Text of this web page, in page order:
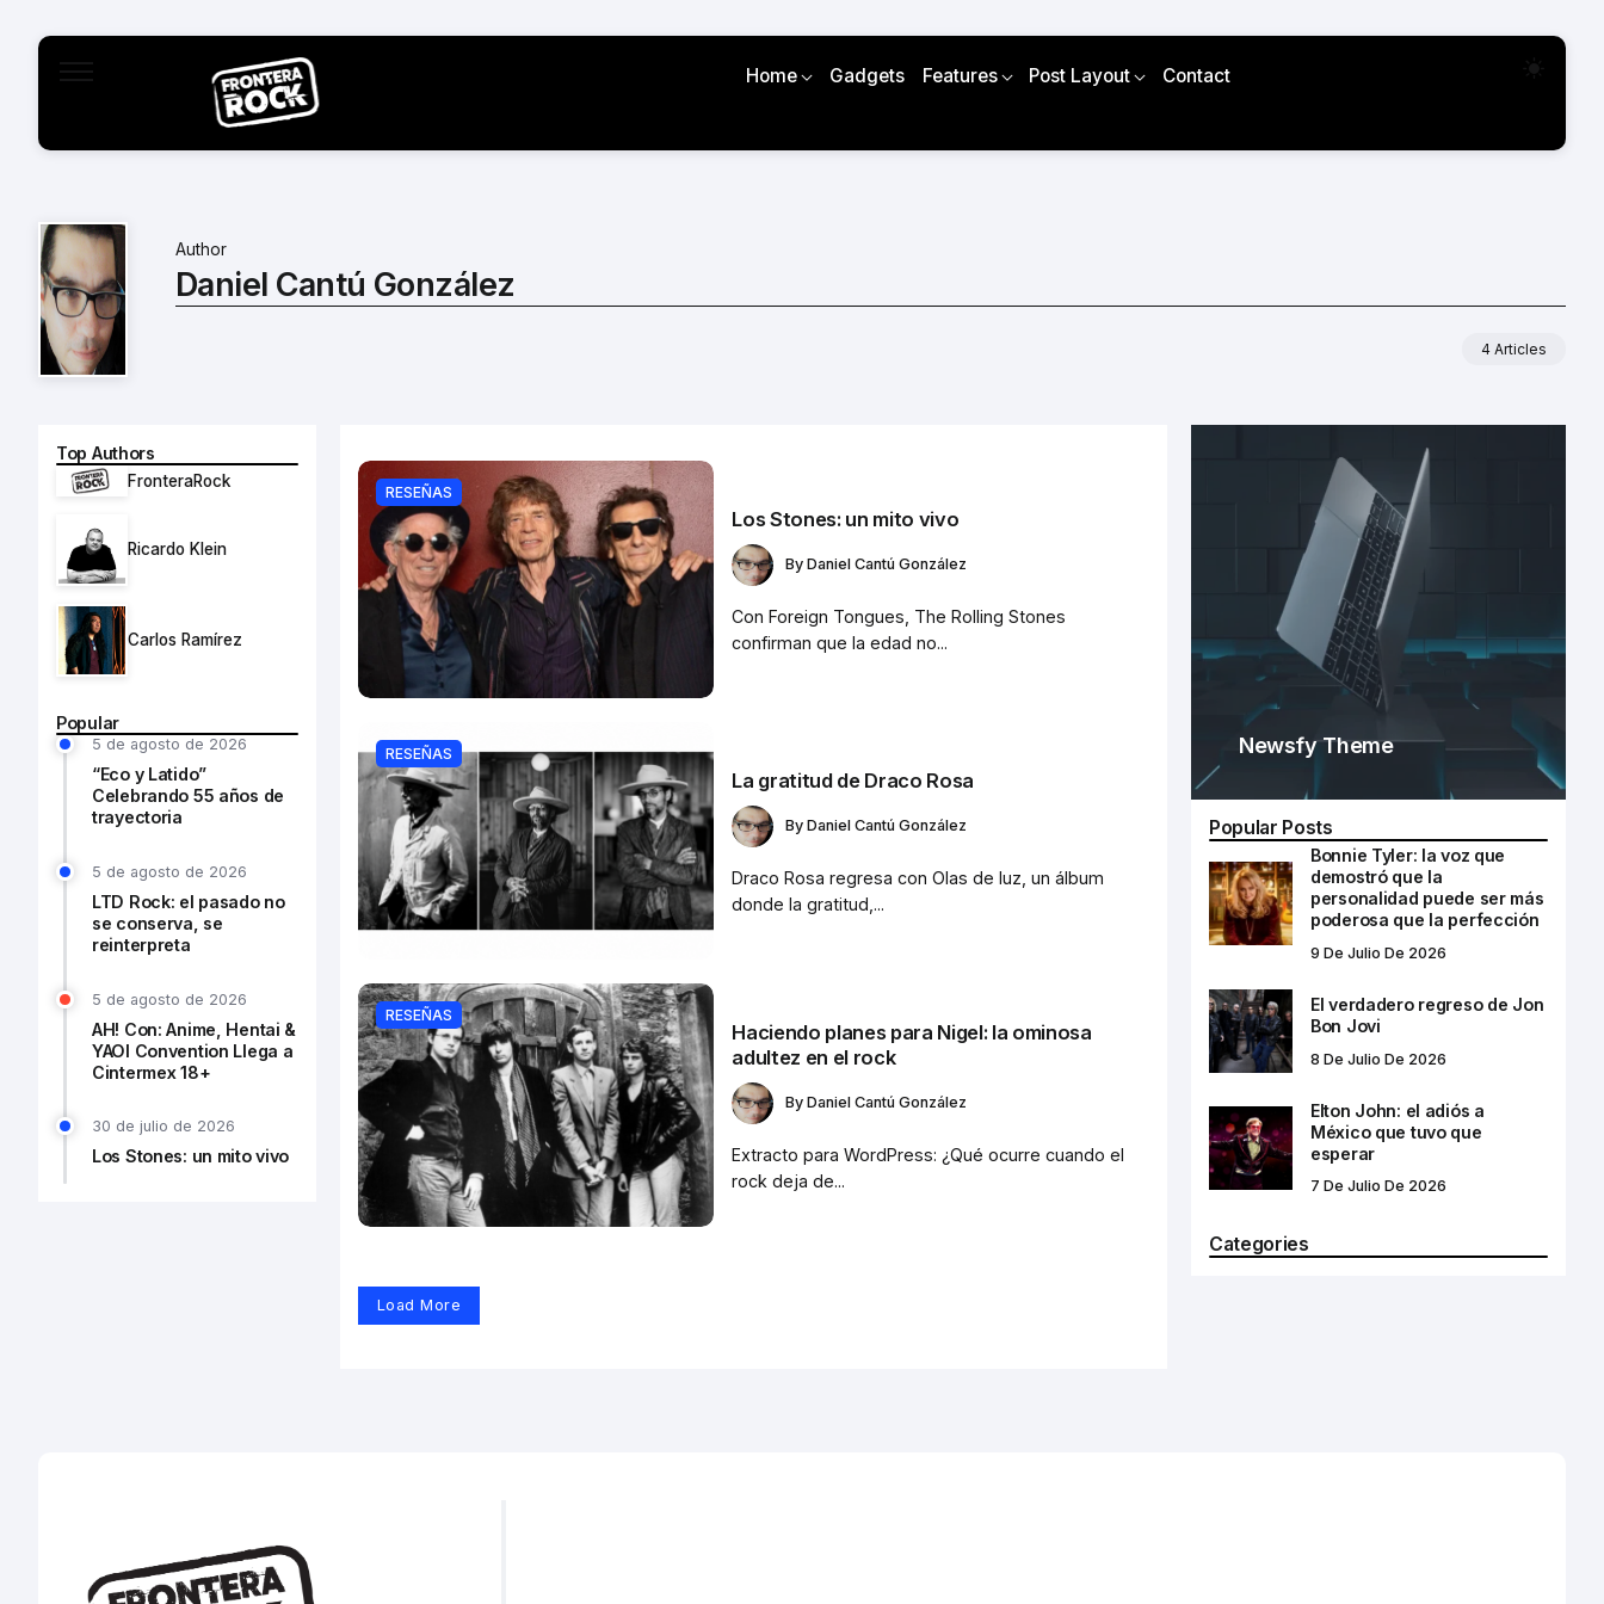
Home Gadgets Features Post Layout Contact
Author
Daniel Cantú González
4 Articles
Top Authors
FronteraRock
Ricardo Klein
Carlos Ramírez
Popular
5 de agosto de 2026
“Eco y Latido”
Celebrando 55 años de
trayectoria
5 de agosto de 2026
LTD Rock: el pasado no
se conserva, se
reinterpreta
5 de agosto de 2026
AH! Con: Anime, Hentai &
YAOI Convention Llega a
Cintermex 18+
30 de julio de 2026
Los Stones: un mito vivo
RESEÑAS
Los Stones: un mito vivo
By Daniel Cantú González
Con Foreign Tongues, The Rolling Stones
confirman que la edad no...
RESEÑAS
La gratitud de Draco Rosa
By Daniel Cantú González
Draco Rosa regresa con Olas de luz, un álbum
donde la gratitud,...
RESEÑAS
Haciendo planes para Nigel: la ominosa
adultez en el rock
By Daniel Cantú González
Extracto para WordPress: ¿Qué ocurre cuando el
rock deja de...
Load More
Newsfy Theme
Popular Posts
Bonnie Tyler: la voz que
demostró que la
personalidad puede ser más
poderosa que la perfección
9 De Julio De 2026
El verdadero regreso de Jon
Bon Jovi
8 De Julio De 2026
Elton John: el adiós a
México que tuvo que
esperar
7 De Julio De 2026
Categories